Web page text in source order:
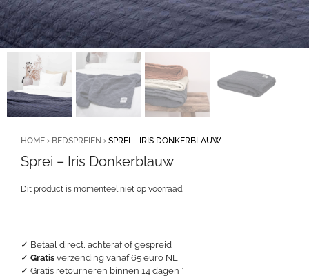
✓ Betaal direct, achteraf of gespreid
✓ Gratis verzending vanaf 65 euro NL
✓ Gratis retourneren binnen 14 dagen *
HOME › BEDSPREIEN › SPREI – IRIS DONKERBLAUW
Sprei – Iris Donkerblauw
Dit product is momenteel niet op voorraad.